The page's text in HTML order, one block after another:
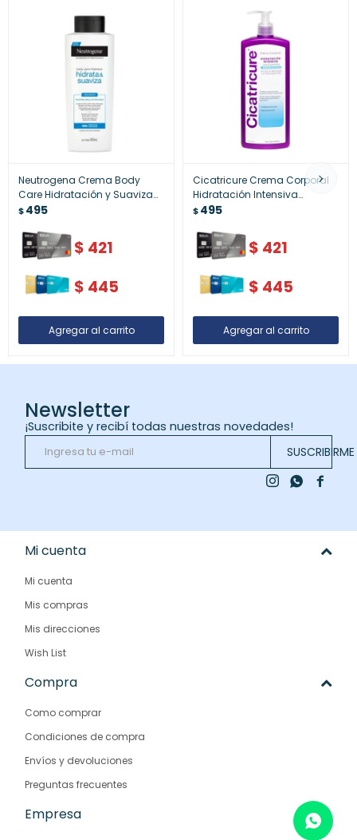
Neutrogena Crema Body
Care Hidratación y Suaviza
400ml – Nutrición y Piel Suave
$495
$ 421
$ 445
Cicatricure Crema Corporal
Hidratación Intensiva
Reparación 400ml – Piel
$495
$ 421
$ 445
Newsletter
¡Suscribite y recibí todas nuestras novedades!
SUSCRIBIRME

 
Mi cuenta
Mi cuenta
Mis compras
Mis direcciones
Wish List
Compra
Como comprar
Condiciones de compra
Envíos y devoluciones
Preguntas frecuentes
Empresa